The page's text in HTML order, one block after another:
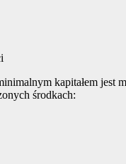
kapitałem
środkach: